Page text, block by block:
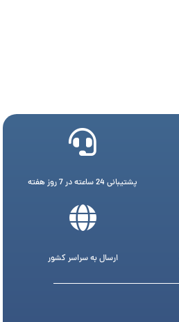
پشتیبانی 24 ساعته در 7 روز هفته
ارسال به سراسر کشور